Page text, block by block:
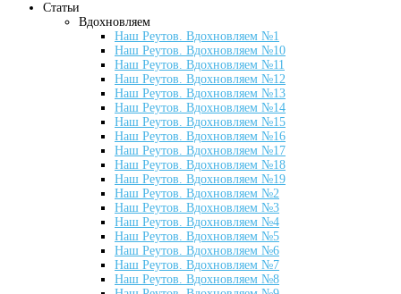
Статьи
Вдохновляем
Наш Реутов. Вдохновляем №1
Наш Реутов. Вдохновляем №10
Наш Реутов. Вдохновляем №11
Наш Реутов. Вдохновляем №12
Наш Реутов. Вдохновляем №13
Наш Реутов. Вдохновляем №14
Наш Реутов. Вдохновляем №15
Наш Реутов. Вдохновляем №16
Наш Реутов. Вдохновляем №17
Наш Реутов. Вдохновляем №18
Наш Реутов. Вдохновляем №19
Наш Реутов. Вдохновляем №2
Наш Реутов. Вдохновляем №3
Наш Реутов. Вдохновляем №4
Наш Реутов. Вдохновляем №5
Наш Реутов. Вдохновляем №6
Наш Реутов. Вдохновляем №7
Наш Реутов. Вдохновляем №8